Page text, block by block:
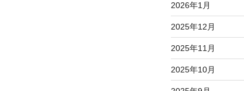
2026年1月
2025年12月
2025年11月
2025年10月